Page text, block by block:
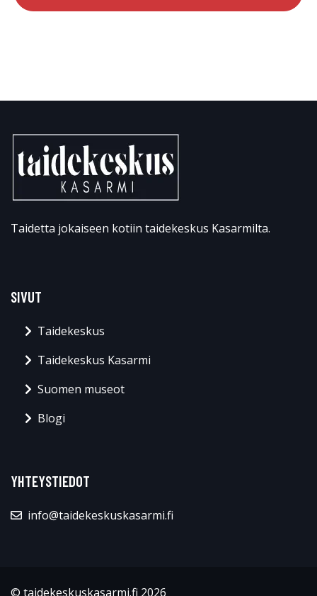
Taidetta jokaiseen kotiin taidekeskus Kasarmilta.
SIVUT
Taidekeskus
Taidekeskus Kasarmi
Suomen museot
Blogi
YHTEYSTIEDOT
info@taidekeskuskasarmi.fi
© taidekeskuskasarmi.fi 2026